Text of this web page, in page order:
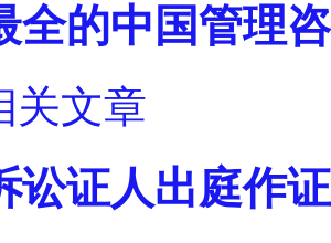
全的中国管理
关文章
讼证人出庭作